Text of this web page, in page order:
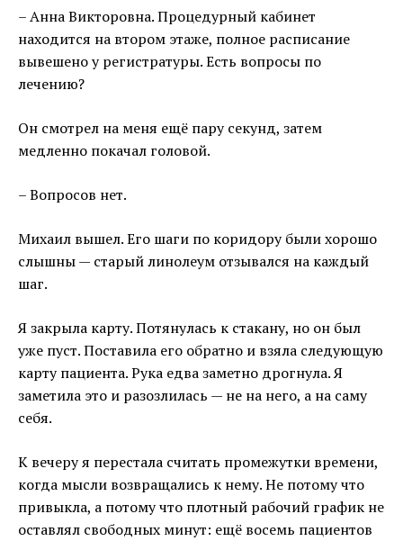
– Анна Викторовна. Процедурный кабинет
находится на втором этаже, полное расписание
вывешено у регистратуры. Есть вопросы по
лечению?
Он смотрел на меня ещё пару секунд, затем
медленно покачал головой.
– Вопросов нет.
Михаил вышел. Его шаги по коридору были хорошо
слышны — старый линолеум отзывался на каждый
шаг.
Я закрыла карту. Потянулась к стакану, но он был
уже пуст. Поставила его обратно и взяла следующую
карту пациента. Рука едва заметно дрогнула. Я
заметила это и разозлилась — не на него, а на саму
себя.
К вечеру я перестала считать промежутки времени,
когда мысли возвращались к нему. Не потому что
привыкла, а потому что плотный рабочий график не
оставлял свободных минут: ещё восемь пациентов